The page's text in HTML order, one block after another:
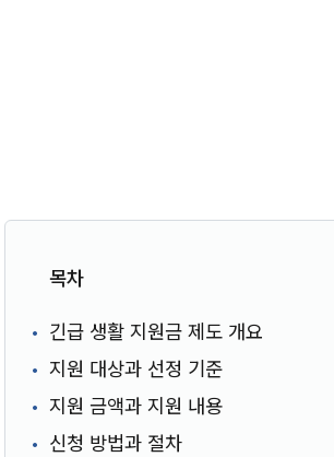
목차
긴급 생활 지원금 제도 개요
지원 대상과 선정 기준
지원 금액과 지원 내용
신청 방법과 절차